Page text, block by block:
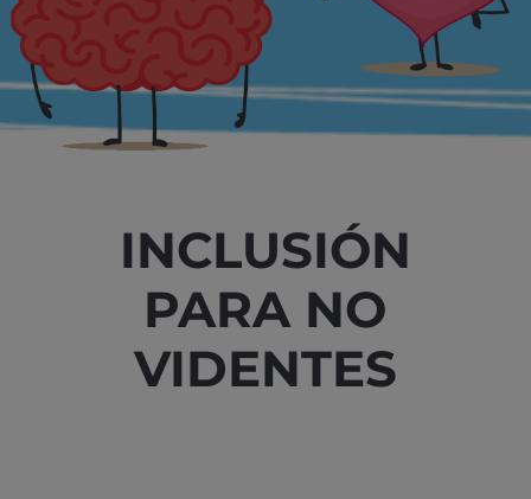
INCLUSIÓN
PARA NO
VIDENTES